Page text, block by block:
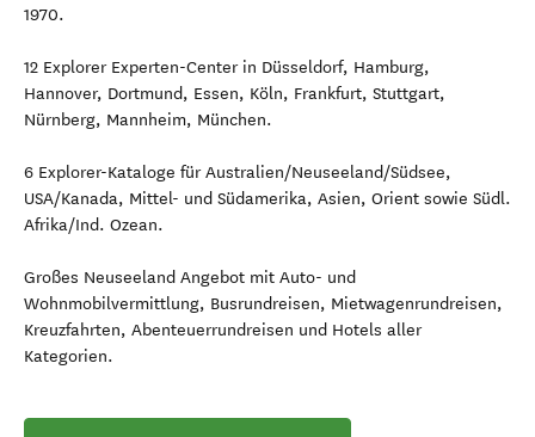
1970.
12 Explorer Experten-Center in Düsseldorf, Hamburg,
Hannover, Dortmund, Essen, Köln, Frankfurt, Stuttgart,
Nürnberg, Mannheim, München.
6 Explorer-Kataloge für Australien/Neuseeland/Südsee,
USA/Kanada, Mittel- und Südamerika, Asien, Orient sowie Südl.
Afrika/Ind. Ozean.
Großes Neuseeland Angebot mit Auto- und
Wohnmobilvermittlung, Busrundreisen, Mietwagenrundreisen,
Kreuzfahrten, Abenteuerrundreisen und Hotels aller
Kategorien.